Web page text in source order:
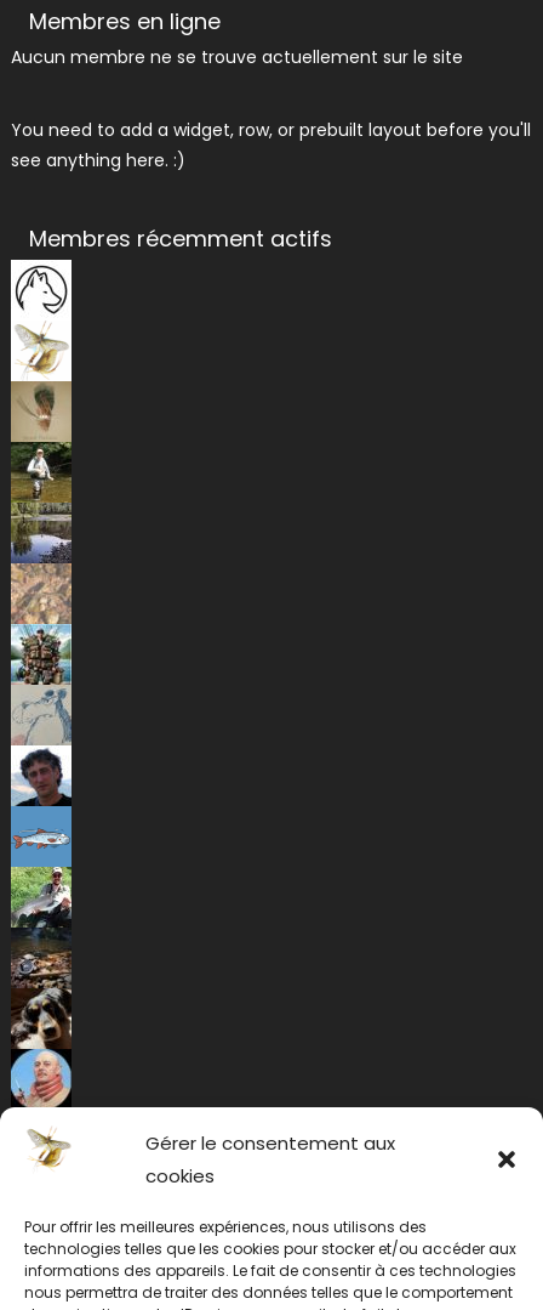
Gérer le consentement aux
cookies
Pour offrir les meilleures expériences, nous utilisons des
technologies telles que les cookies pour stocker et/ou accéder aux
informations des appareils. Le fait de consentir à ces technologies
nous permettra de traiter des données telles que le comportement
Membres en ligne
Aucun membre ne se trouve actuellement sur le site
You need to add a widget, row, or prebuilt layout before you'll
see anything here. :)
Membres récemment actifs